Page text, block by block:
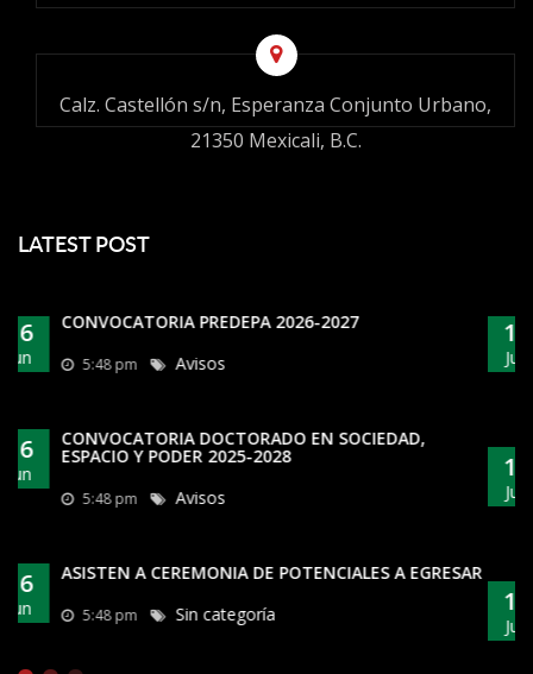
Calz. Castellón s/n, Esperanza Conjunto Urbano,
21350 Mexicali, B.C.
LATEST POST
16
Jun
REALIZAN TERCERA PROYECCIÓN DE VIDEOS
16
Jun
SE CONSAGRAN NUEVOS CAMPEONES DE LOS
16
Jun Entradas Inicio